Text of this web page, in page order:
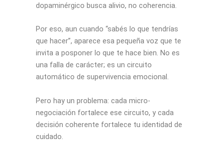
dopaminérgico busca alivio, no coherencia.
Por eso, aun cuando “sabés lo que tendrías
que hacer”, aparece esa pequeña voz que te
invita a posponer lo que te hace bien. No es
una falla de carácter; es un circuito
automático de supervivencia emocional.
Pero hay un problema: cada micro-
negociación fortalece ese circuito, y cada
decisión coherente fortalece tu identidad de
cuidado.